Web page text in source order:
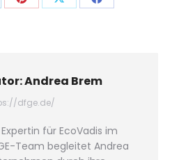
Auf
Auf
Auf
Andrea Brem
dfge.de/
Expertin für EcoVadis im
Team begleitet Andrea